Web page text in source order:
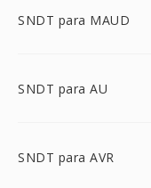
SNDT para MAUD
SNDT para AU
SNDT para AVR